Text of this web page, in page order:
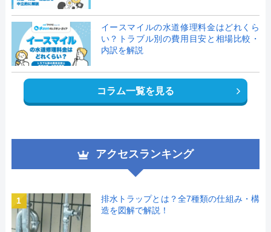
イースマイルの水道修理料金はどれくら
い？トラブル別の費用目安と相場比較・
内訳を解説
コラム一覧を見る
アクセスランキング
1
排水トラップとは？全7種類の仕組み・構
造を図解で解説！